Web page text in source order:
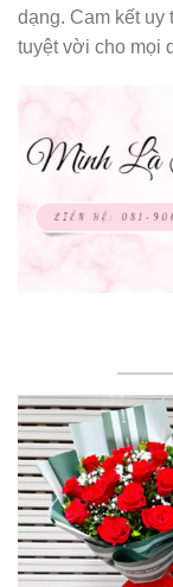
dạng. Cam kết uy
tuyệt vời cho mọi